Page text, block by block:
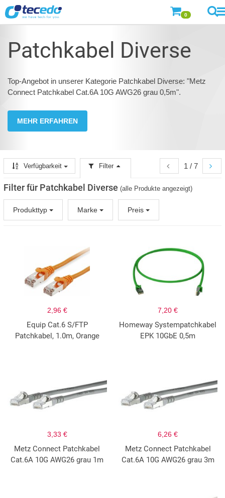
0
Patchkabel Diverse
Top-Angebot in unserer Kategorie Patchkabel Diverse: "Metz
Connect Patchkabel Cat.6A 10G AWG26 grau 0,5m".
MEHR ERFAHREN
1 / 7
Verfügbarkeit Filter
Filter für Patchkabel Diverse (alle Produkte angezeigt)
Produkttyp Marke Preis
2,96 €
Equip Cat.6 S/FTP
Patchkabel, 1.0m, Orange
7,20 €
Homeway Systempatchkabel
EPK 10GbE 0,5m
3,33 €
Metz Connect Patchkabel
Cat.6A 10G AWG26 grau 1m
6,26 €
Metz Connect Patchkabel
Cat.6A 10G AWG26 grau 3m